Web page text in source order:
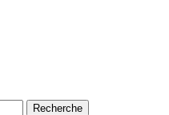
Recherche